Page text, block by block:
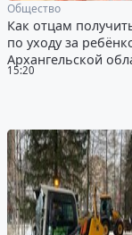
15:20
Общество
Как отцам
по уходу за
Архангельской